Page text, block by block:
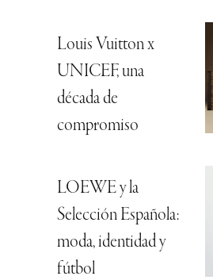
Louis Vuitton x
UNICEF, una
década de
compromiso
LOEWE y la
Selección Española:
moda, identidad y
fútbol